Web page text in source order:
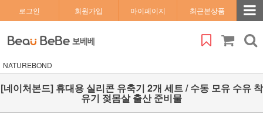
로그인 회원가입 마이페이지 최근본상품
NATUREBOND
[네이처본드] 휴대용 실리콘 유축기 2개 세트 / 수동 모유 수유 착
유기 젖몸살 출산 준비물